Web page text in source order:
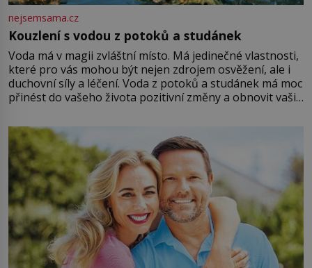
nejsemsama.cz
Kouzlení s vodou z potoků a studánek
Voda má v magii zvláštní místo. Má jedinečné vlastnosti,
které pro vás mohou být nejen zdrojem osvěžení, ale i
duchovní síly a léčení. Voda z potoků a studánek má moc
přinést do vašeho života pozitivní změny a obnovit vaši
můžete obohatit své rituály a přinést do svého života
větší harmonii a klid. Je důležité